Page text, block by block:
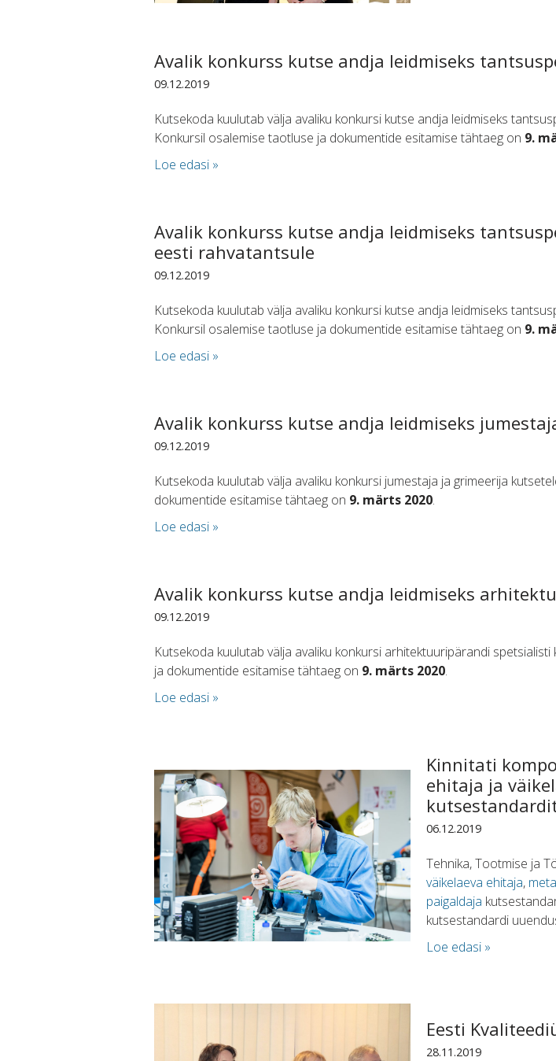
Avalik konkurss kutse andja leidmiseks
09.12.2019
Kutsekoda kuulutab välja avaliku konkursi kutse andja leidmiseks
Konkursil osalemise taotluse ja dokumentide esitamise tähtaeg on 9.
Loe edasi »
Avalik konkurss kutse andja leidmiseks
eesti rahvatantsule
09.12.2019
Kutsekoda kuulutab välja avaliku konkursi kutse andja leidmiseks
Konkursil osalemise taotluse ja dokumentide esitamise tähtaeg on 9.
Loe edasi »
Avalik konkurss kutse andja leidmiseks
09.12.2019
Kutsekoda kuulutab välja avaliku konkursi jumestaja ja grimeerija
dokumentide esitamise tähtaeg on 9. märts 2020.
Loe edasi »
Avalik konkurss kutse andja leidmiseks
09.12.2019
Kutsekoda kuulutab välja avaliku konkursi arhitektuuripärandi
ja dokumentide esitamise tähtaeg on 9. märts 2020.
Loe edasi »
Kinnitati
ehitaja ja
06.12.2019
Tehnika, Tootmise ja
väikelaeva ehitaja,
paigaldaja
kutsestandardi
Loe edasi »
Eesti
28.11.2019